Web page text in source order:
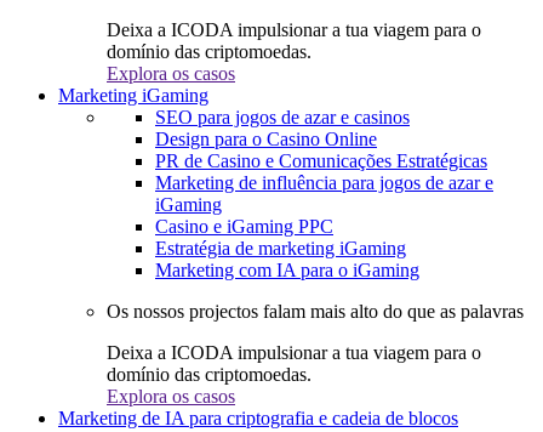
Deixa a ICODA impulsionar a tua viagem para o
domínio das criptomoedas.
Explora os casos
Marketing iGaming
SEO para jogos de azar e casinos
Design para o Casino Online
PR de Casino e Comunicações Estratégicas
Marketing de influência para jogos de azar e
iGaming
Casino e iGaming PPC
Estratégia de marketing iGaming
Marketing com IA para o iGaming
Os nossos projectos falam mais alto do que as palavras
Deixa a ICODA impulsionar a tua viagem para o
domínio das criptomoedas.
Explora os casos
Marketing de IA para criptografia e cadeia de blocos